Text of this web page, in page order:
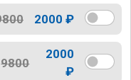
2000 ₽
9800
2000
₽